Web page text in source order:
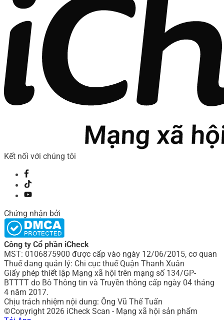
Kết nối với chúng tôi
Chứng nhận bởi
Công ty Cổ phần iCheck
MST: 0106875900 được cấp vào ngày 12/06/2015, cơ quan
Thuế đang quản lý: Chi cục thuế Quận Thanh Xuân
Giấy phép thiết lập Mạng xã hội trên mạng số 134/GP-
BTTTT do Bô Thông tin và Truyền thông cấp ngày 04 tháng
4 năm 2017.
Chịu trách nhiệm nội dung: Ông Vũ Thế Tuấn
©Copyright 2026 iCheck Scan - Mạng xã hội sản phẩm